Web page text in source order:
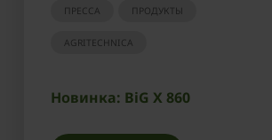
ПРЕССА ПРОДУКТЫ
AGRITECHNICA
Новинка: BiG X 860